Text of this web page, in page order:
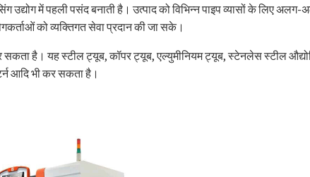
में पहली पसंद बनाती है। उत्पाद को विभिन्न पाइप व्यासों के लिए
को व्यक्तिगत सेवा प्रदान की जा सके।
है। यह स्टील ट्यूब, कॉपर ट्यूब, एल्युमीनियम ट्यूब, स्टेनलेस स्टील
आदि भी कर सकता है।